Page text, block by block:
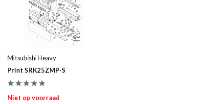
Mitsubishi Heavy
Print SRK25ZMP-S
Niet op voorraad